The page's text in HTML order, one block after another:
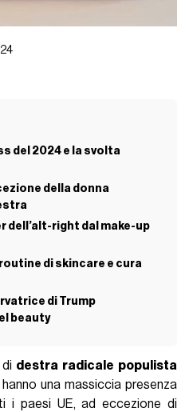
del 2024 e la svolta
della donna
dell’alt-right dal make-up
di skincare e cura
di Trump
beauty
destra radicale populista
una massiccia presenza
i paesi UE, ad eccezione di